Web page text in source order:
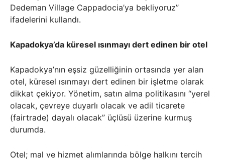
Dedeman Village Cappadocia’ya bekliyoruz”
ifadelerini kullandı.
Kapadokya’da küresel ısınmayı dert edinen bir otel
Kapadokya’nın eşsiz güzelliğinin ortasında yer alan
otel, küresel ısınmayı dert edinen bir işletme olarak
dikkat çekiyor. Yönetim, satın alma politikasını “yerel
olacak, çevreye duyarlı olacak ve adil ticarete
(fairtrade) dayalı olacak” üçlüsü üzerine kurmuş
durumda.
Otel; mal ve hizmet alımlarında bölge halkını tercih